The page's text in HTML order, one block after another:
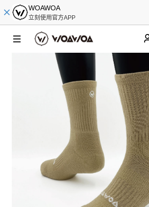
WOAWOA
立刻使用官方APP